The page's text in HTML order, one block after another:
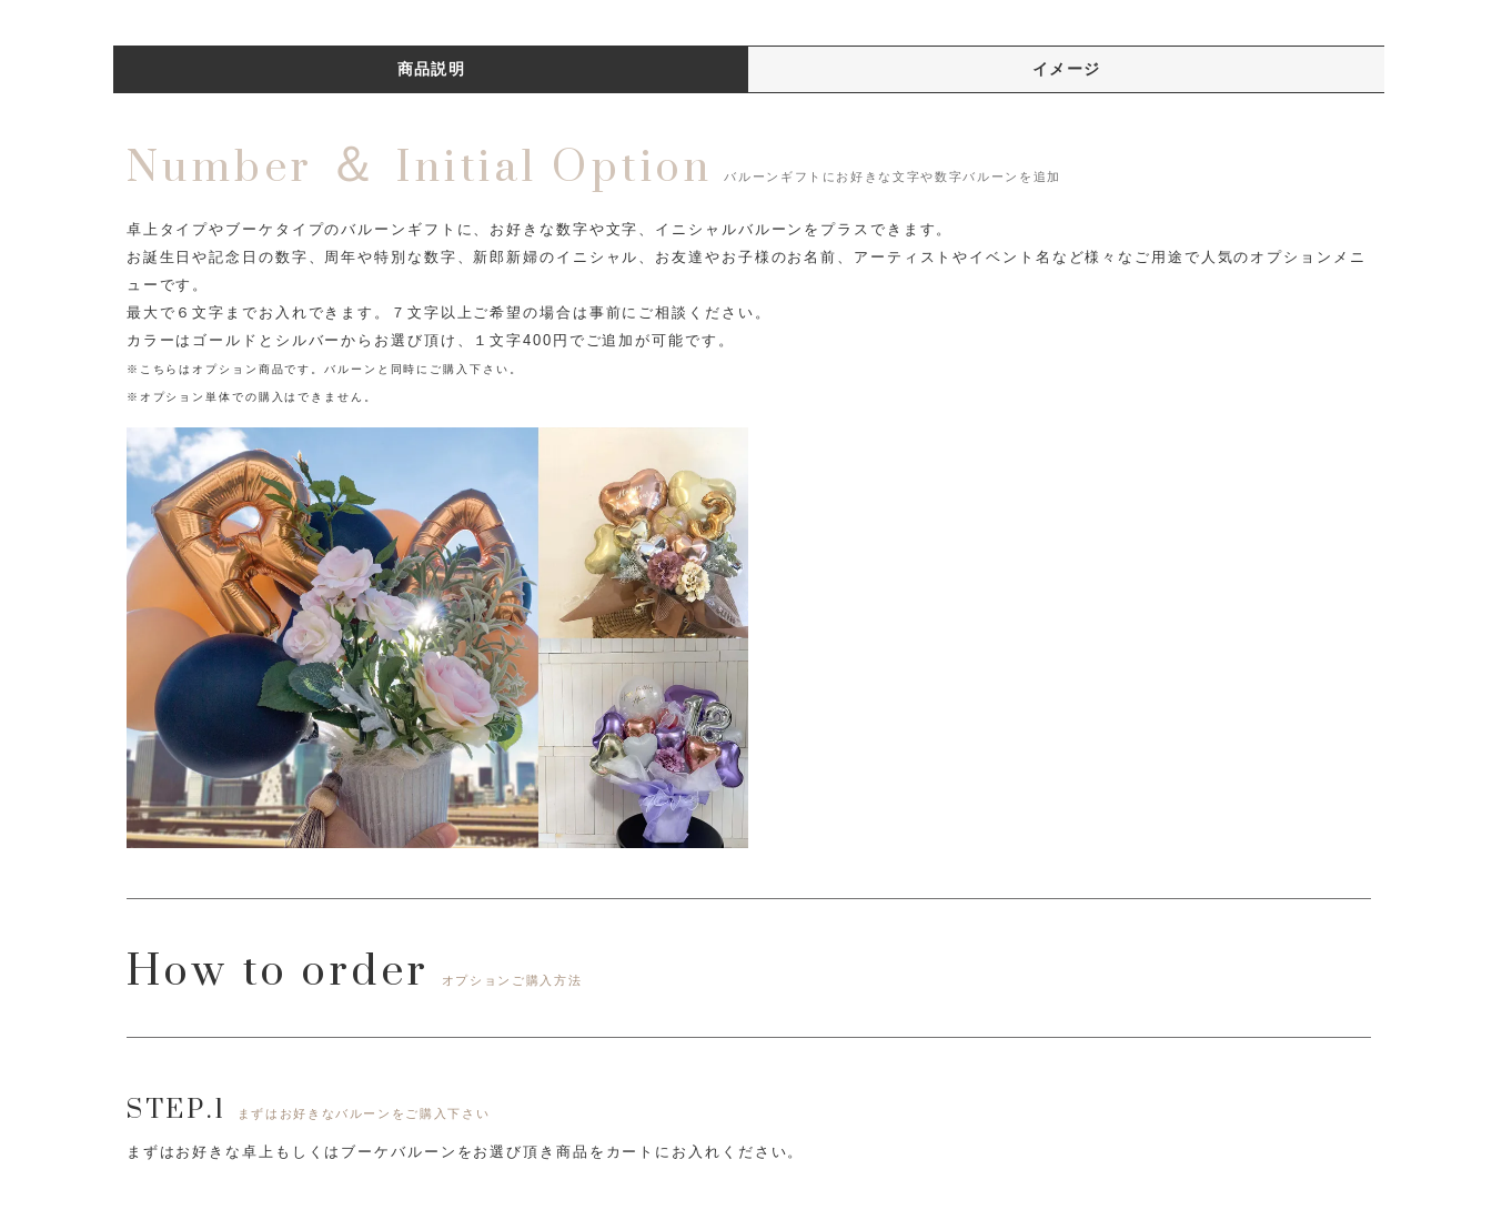
商品説明 イメージ
Number ＆ Initial Option バルーンギフトにお好きな文字や数字バルーンを追加
卓上タイプやブーケタイプのバルーンギフトに、お好きな数字や文字、イニシャルバルーンをプラスできます。
お誕生日や記念日の数字、周年や特別な数字、新郎新婦のイニシャル、お友達やお子様のお名前、アーティストやイベント名など様々なご用途で人気のオプションメニ
ューです。
最大で６文字までお入れできます。７文字以上ご希望の場合は事前にご相談ください。
カラーはゴールドとシルバーからお選び頂け、１文字400円でご追加が可能です。
※こちらはオプション商品です。バルーンと同時にご購入下さい。
※オプション単体での購入はできません。
How to order オプションご購入方法
STEP.1 まずはお好きなバルーンをご購入下さい
まずはお好きな卓上もしくはブーケバルーンをお選び頂き商品をカートにお入れください。